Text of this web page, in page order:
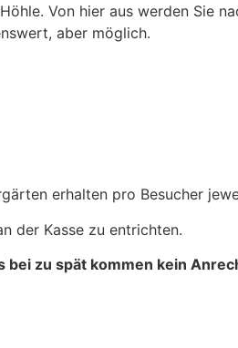
Von hier aus werden Sie
aber möglich.
erhalten pro Besucher
der Kasse zu entrichten.
bei zu spät kommen kein